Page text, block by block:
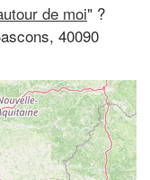
de moi" ?
40090